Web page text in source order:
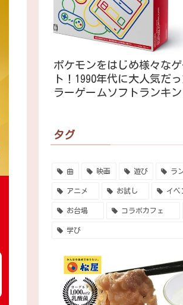
ポケモンをはじめ様々な
ト！1990年代に大人気だ
ラーゲームソフトランキ
タグ
曲 映画 遊び ラ
アニメ お試し イベ
お台場 コラボカフェ
学び